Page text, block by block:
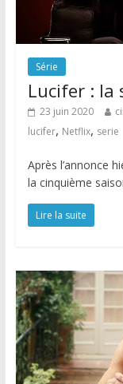
Série
Lucifer : la
23 juin 2020
lucifer, Netflix, serie
Après l’annonce
la cinquième
Lire la suite